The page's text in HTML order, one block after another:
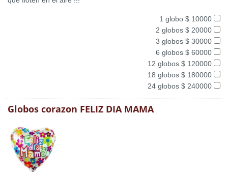
1 globo $ 10000
2 globos $ 20000
3 globos $ 30000
6 globos $ 60000
12 globos $ 120000
18 globos $ 180000
24 globos $ 240000
Globos corazon FELIZ DIA MAMA